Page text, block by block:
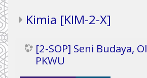
Kimia [KIM-2-X]
[2-SOP] Seni Budaya,
PKWU